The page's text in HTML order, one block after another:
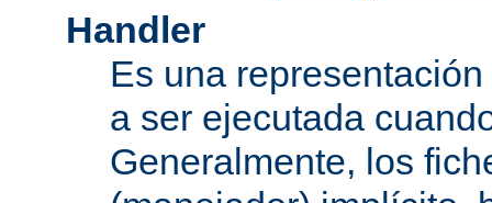
Handler
Es una
a ser ejecutada
Generalmente, los